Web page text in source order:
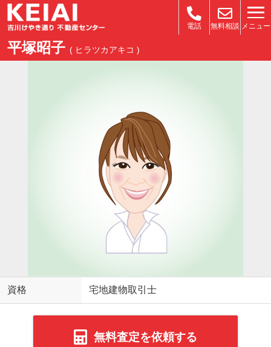
電話 無料相談 メニュー
平塚昭子 ( ヒラツカアキコ )
資格 宅地建物取引士
無料査定を依頼する